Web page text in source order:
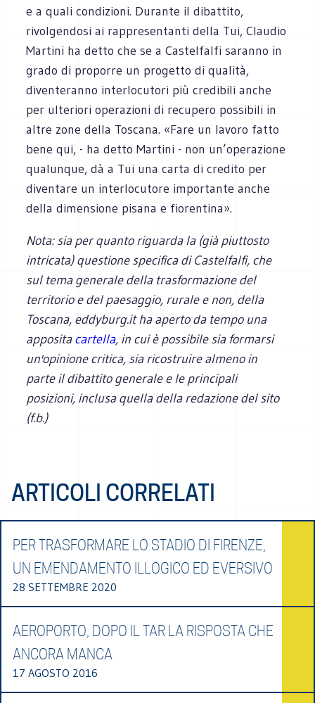
e a quali condizioni. Durante il dibattito,
rivolgendosi ai rappresentanti della Tui, Claudio
Martini ha detto che se a Castelfalfi saranno in
grado di proporre un progetto di qualità,
diventeranno interlocutori più credibili anche
per ulteriori operazioni di recupero possibili in
altre zone della Toscana. «Fare un lavoro fatto
bene qui, - ha detto Martini - non un’operazione
qualunque, dà a Tui una carta di credito per
diventare un interlocutore importante anche
della dimensione pisana e fiorentina».
Nota: sia per quanto riguarda la (già piuttosto
intricata) questione specifica di Castelfalfi, che
sul tema generale della trasformazione del
territorio e del paesaggio, rurale e non, della
Toscana, eddyburg.it ha aperto da tempo una
appositacartella, in cui è possibile sia formarsi
un'opinione critica, sia ricostruire almeno in
parte il dibattito generale e le principali
posizioni, inclusa quella della redazione del sito
(f.b.)
ARTICOLI CORRELATI
PER TRASFORMARE LO STADIO DI FIRENZE,
UN EMENDAMENTO ILLOGICO ED EVERSIVO
28 SETTEMBRE 2020
AEROPORTO, DOPO IL TAR LA RISPOSTA CHE
ANCORA MANCA
17 AGOSTO 2016